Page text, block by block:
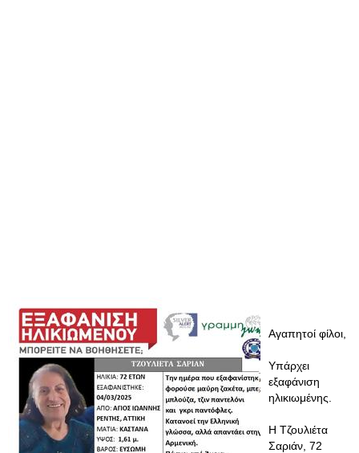
Αγαπητοί φίλοι,
Υπάρχει
εξαφάνιση
ηλικιωμένης.
Η Τζουλιέτα
Σαριάν, 72